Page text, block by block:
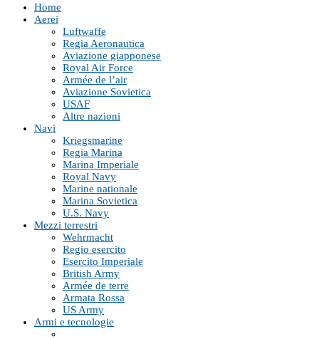
Home
Aerei
Luftwaffe
Regia Aeronautica
Aviazione giapponese
Royal Air Force
Armée de l’air
Aviazione Sovietica
USAF
Altre nazioni
Navi
Kriegsmarine
Regia Marina
Marina Imperiale
Royal Navy
Marine nationale
Marina Sovietica
U.S. Navy
Mezzi terrestri
Wehrmacht
Regio esercito
Esercito Imperiale
British Army
Armée de terre
Armata Rossa
US Army
Armi e tecnologie